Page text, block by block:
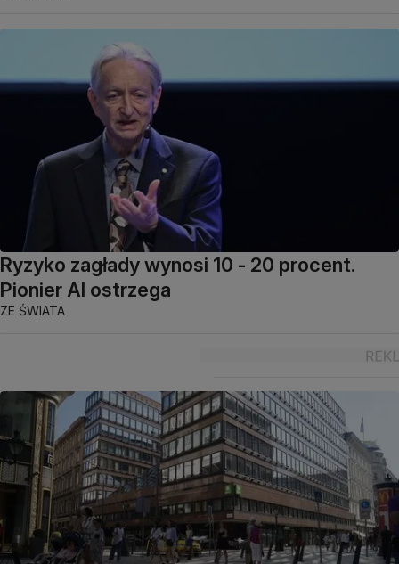
Ryzyko zagłady wynosi 10 - 20 procent.
Pionier AI ostrzega
ZE ŚWIATA